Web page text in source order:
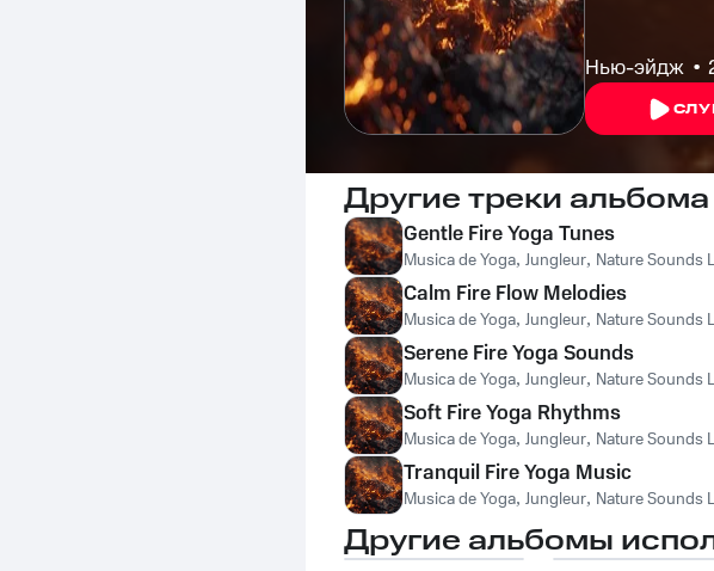
Нью-эйдж
Другие треки альбома
Gentle Fire Yoga Tunes
Musica de Yoga, Jungleur, Nature Sounds
Calm Fire Flow Melodies
Musica de Yoga, Jungleur, Nature Sounds
Serene Fire Yoga Sounds
Musica de Yoga, Jungleur, Nature Sounds
Soft Fire Yoga Rhythms
Musica de Yoga, Jungleur, Nature Sounds
Tranquil Fire Yoga Music
Musica de Yoga, Jungleur, Nature Sounds
Другие альбомы